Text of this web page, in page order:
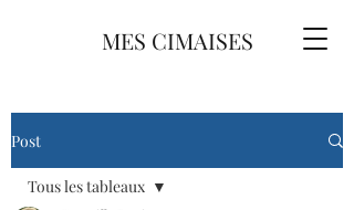
MES CIMAISES
Post
Tous les tableaux